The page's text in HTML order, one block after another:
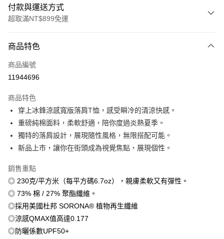
付款與運送方式
超取滿NT$899免運
信用卡一次付款
信用卡分期付款
合作金庫商業銀行
華南商業銀行
彰化商業銀行
上海商業儲蓄銀行
台北富邦商業銀行
國泰世華商業銀行
兆豐國際商業銀行
臺灣中小企業銀行
台中商業銀行
聯邦商業銀行
元大商業銀行
永豐商業銀行
台新國際商業銀行
台灣樂天信用卡公司
6 期 0 利率 每期
華南商業銀行
彰化商業銀行
上海商業儲蓄銀行
台北富邦商業銀行
國泰世華商業銀行
兆豐國際商業銀行
匯豐（台灣）商業銀行
聯邦商業銀行
遠東國際商業銀行
元大商業銀行
玉山商業銀行
星展（台灣）商業銀行
台灣樂天信用卡公司
12 期 0 利率 每期NT$44
合作金庫商業銀行
第一商業銀行
上海商業儲蓄銀行
台北富邦商業銀行
國泰世華商業銀行
臺灣中小企業銀行
匯豐（台灣）商業銀行
華泰商業銀行
聯邦商業銀行
元大商業銀行
永豐商業銀行
玉山商業銀行
台新國際商業銀行
超商取貨付款
LINE Pay
Apple Pay
街口支付
悠遊付
Google Pay
商品特色
商品編號
11944696
商品特色
穿上冰鋒涼感寬版落肩T恤，感受瞬冷的清涼快感。
重磅純棉面料，柔軟舒適，陪你度過炎熱夏季。
獨特的落肩設計，展現隨性風格，無限搭配可能。
新品上市，讓你在街頭成為視覺焦點，展現個性。
銷售重點
◎ 230克/平方米（每平方碼6.7oz），親膚柔軟又有彈性。
◎ 73% 棉 / 27% 聚酯纖維。
◎採用美國杜邦 SORONA® 植物再生纖維
◎涼感QMAX值高達0.177
◎防曬係數UPF50+